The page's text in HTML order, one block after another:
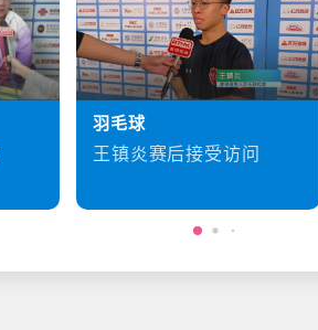
羽毛球
王镇炎赛后接受访问